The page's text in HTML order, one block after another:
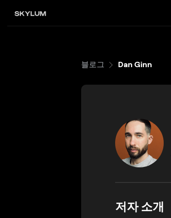
블로그 Dan Ginn
저자 소개